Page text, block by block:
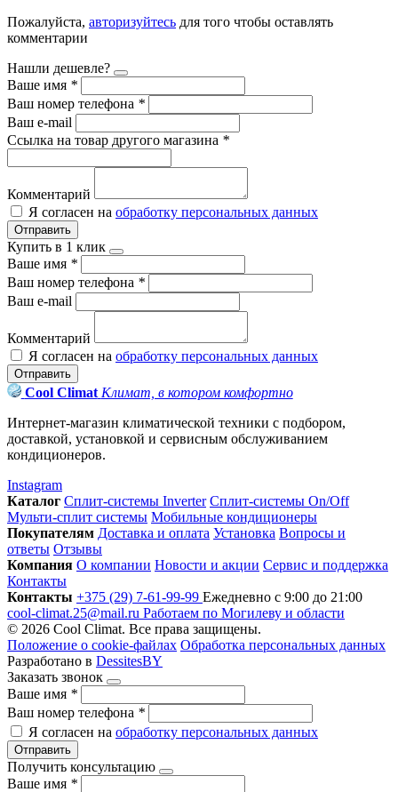
Пожалуйста, авторизуйтесь для того чтобы оставлять
комментарии
Нашли дешевле?
Ваше имя *
Ваш номер телефона *
Ваш e-mail
Ссылка на товар другого магазина *
Комментарий
Я согласен на обработку персональных данных
Отправить
Купить в 1 клик
Ваше имя *
Ваш номер телефона *
Ваш e-mail
Комментарий
Я согласен на обработку персональных данных
Отправить
Cool Climat Климат, в котором комфортно
Интернет-магазин климатической техники с подбором,
доставкой, установкой и сервисным обслуживанием
кондиционеров.
Instagram
Каталог Сплит-системы Inverter Сплит-системы On/Off
Мульти-сплит системы Мобильные кондиционеры
Покупателям Доставка и оплата Установка Вопросы и
ответы Отзывы
Компания О компании Новости и акции Сервис и поддержка
Контакты
Контакты +375 (29) 7-61-99-99 Ежедневно с 9:00 до 21:00
cool-climat.25@mail.ru Работаем по Могилеву и области
© 2026 Cool Climat. Все права защищены.
Положение о cookie-файлах Обработка персональных данных
Разработано в DessitesBY
Заказать звонок
Ваше имя *
Ваш номер телефона *
Я согласен на обработку персональных данных
Отправить
Получить консультацию
Ваше имя *